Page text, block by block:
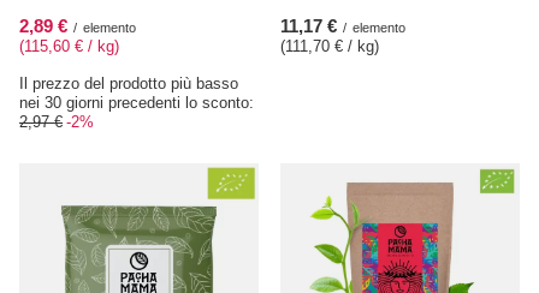
2,89 € / elemento
(115,60 € / kg)
Il prezzo del prodotto più basso
nei 30 giorni precedenti lo sconto:
2,97 € -2%
11,17 € / elemento
(111,70 € / kg)